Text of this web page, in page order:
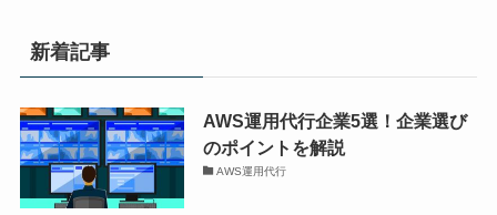
新着記事
AWS運用代行企業5選！企業選び
のポイントを解説
AWS運用代行